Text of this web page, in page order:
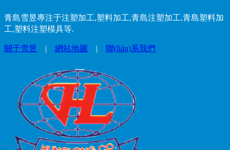
青島雪昱專注于注塑加工,塑料加工,青島注塑加工,青島塑料加
工,塑料注塑模具等.
關于雪昱 | 網站地圖 | 聯(lián)系我們